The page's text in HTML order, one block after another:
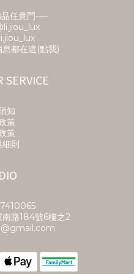
任意門----
都在這(點我)
SERVICE
知
策
策
細則
南路184號6樓之2